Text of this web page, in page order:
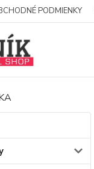
PODMIENKY